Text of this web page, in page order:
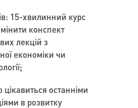
15-хвилинний курс
конспект
лекцій з
економіки чи
цікавиться останніми
в розвитку